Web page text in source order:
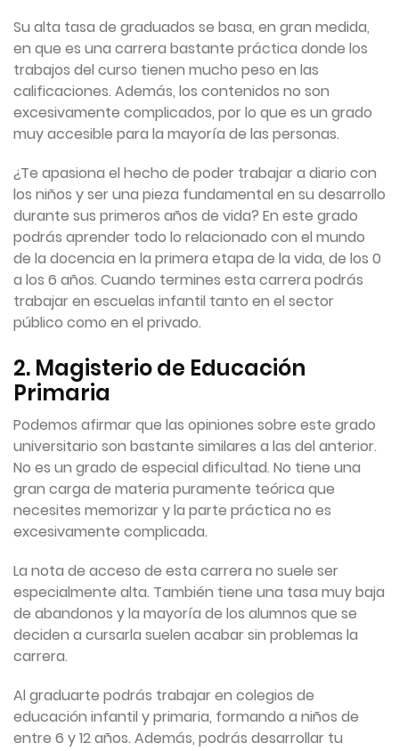
Su alta tasa de graduados se basa, en gran medida,
en que es una carrera bastante práctica donde los
trabajos del curso tienen mucho peso en las
calificaciones. Además, los contenidos no son
excesivamente complicados, por lo que es un grado
muy accesible para la mayoría de las personas.
¿Te apasiona el hecho de poder trabajar a diario con
los niños y ser una pieza fundamental en su desarrollo
durante sus primeros años de vida? En este grado
podrás aprender todo lo relacionado con el mundo
de la docencia en la primera etapa de la vida, de los 0
a los 6 años. Cuando termines esta carrera podrás
trabajar en escuelas infantil tanto en el sector
público como en el privado.
2. Magisterio de Educación
Primaria
Podemos afirmar que las opiniones sobre este grado
universitario son bastante similares a las del anterior.
No es un grado de especial dificultad. No tiene una
gran carga de materia puramente teórica que
necesites memorizar y la parte práctica no es
excesivamente complicada.
La nota de acceso de esta carrera no suele ser
especialmente alta. También tiene una tasa muy baja
de abandonos y la mayoría de los alumnos que se
deciden a cursarla suelen acabar sin problemas la
carrera.
Al graduarte podrás trabajar en colegios de
educación infantil y primaria, formando a niños de
entre 6 y 12 años. Además, podrás desarrollar tu